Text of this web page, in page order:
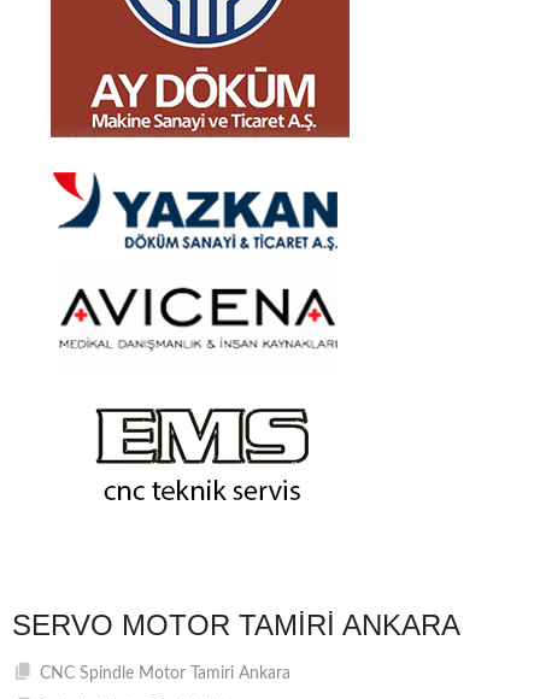
SERVO MOTOR TAMIRI ANKARA
CNC Spindle Motor Tamiri Ankara